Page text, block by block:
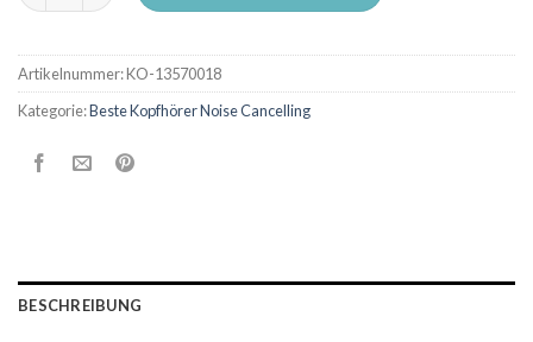
Artikelnummer:KO-13570018
Kategorie:Beste Kopfhörer Noise Cancelling
BESCHREIBUNG